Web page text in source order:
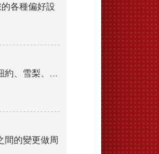
各種偏好設
、雪梨、...
間的變更做周